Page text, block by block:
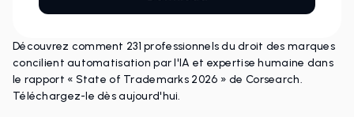
Découvrez comment 231 professionnels du droit des marques
concilient automatisation par l'IA et expertise humaine dans
le rapport « State of Trademarks 2026 » de Corsearch.